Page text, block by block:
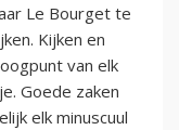
Le Bourget te
Kijken en
van elk
Goede zaken
elk minuscuul